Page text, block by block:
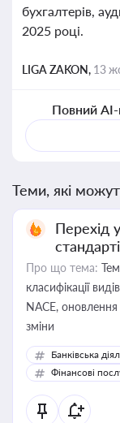
бухгалтерів,
2025 році.
LIGA ZAKON, 13
Повний AI-
Теми, які
Перехід
Про що тема:
класифікації
NACE,
зміни
Банківська
Фінансові